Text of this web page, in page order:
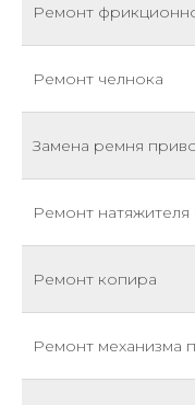
Ремонт
Ремонт челнока
Замена ремня
Ремонт натяжителя
Ремонт копира
Ремонт механизма